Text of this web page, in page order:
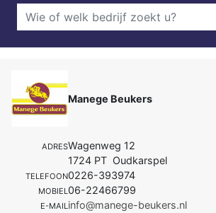
Manege Beukers
ADRESWagenweg 12
1724 PT Oudkarspel
TELEFOON0226-393974
MOBIEL06-22466799
E-MAILinfo@manege-beukers.nl